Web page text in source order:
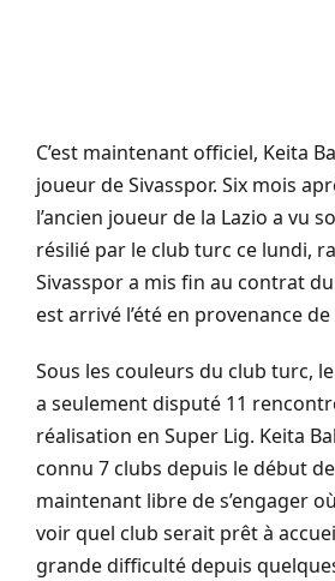
C’est maintenant officiel, Keita
joueur de Sivasspor. Six mois
l’ancien joueur de la Lazio a vu
résilié par le club turc ce lundi,
Sivasspor a mis fin au contrat
est arrivé l’été en provenance de
Sous les couleurs du club turc,
a seulement disputé 11
réalisation en Super Lig. Keita
connu 7 clubs depuis le début
maintenant libre de s’engager
voir quel club serait prêt à
grande difficulté depuis